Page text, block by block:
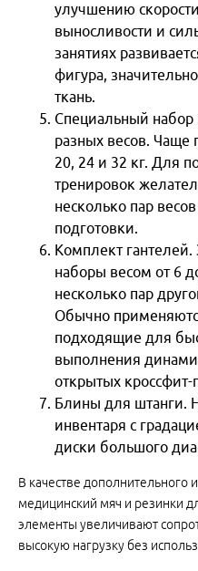
улучшению
выносливости и
занятиях
фигура,
ткань.
Специальный набор
разных весов. Чаще
20, 24 и 32 кг. Для
тренировок
несколько пар
подготовки.
Комплект гантелей.
наборы весом от 6
несколько пар
Обычно
подходящие для
выполнения
открытых
Блины для штанги.
инвентаря с
диски большого
В качестве дополнительного
медицинский мяч и резинки
элементы увеличивают
высокую нагрузку без